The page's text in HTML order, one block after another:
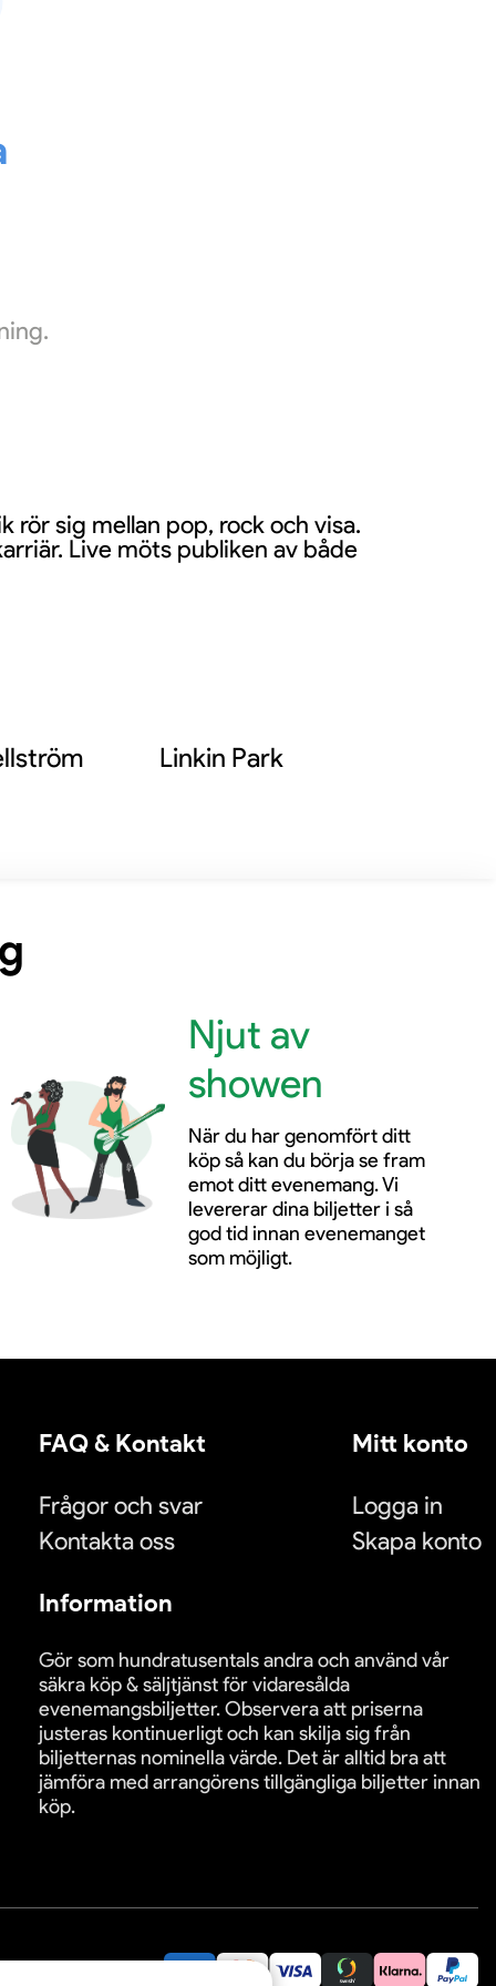
sig mellan pop, rock och visa.
Live möts publiken av både
Linkin Park
Njut av
showen
När du har genomfört ditt
köp så kan du börja se fram
emot ditt evenemang. Vi
levererar dina biljetter i så
god tid innan evenemanget
som möjligt.
FAQ & Kontakt
Frågor och svar
Kontakta oss
Mitt konto
Logga in
Skapa konto
Information
Gör som hundratusentals andra och använd vår
säkra köp & säljtjänst för vidaresålda
evenemangsbiljetter. Observera att priserna
justeras kontinuerligt och kan skilja sig från
biljetternas nominella värde. Det är alltid bra att
jämföra med arrangörens tillgängliga biljetter innan
köp.